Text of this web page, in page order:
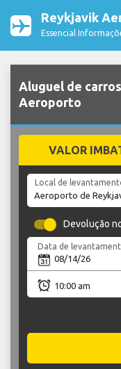
Reykjavik
Essencial
Aluguel de
Aeroporto
VALOR
Local de
Devolução
Data de